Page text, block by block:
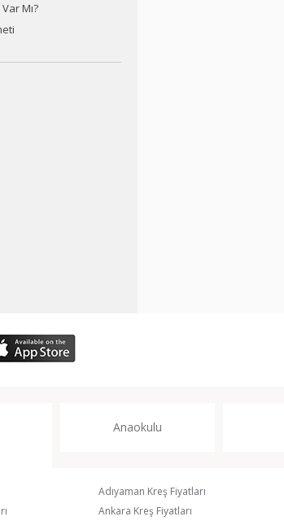
Mı?
Anaokulu
Adıyaman Kreş Fiyatları
Ankara Kreş Fiyatları